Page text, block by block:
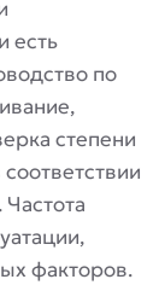
есть
по
степени
факторов.